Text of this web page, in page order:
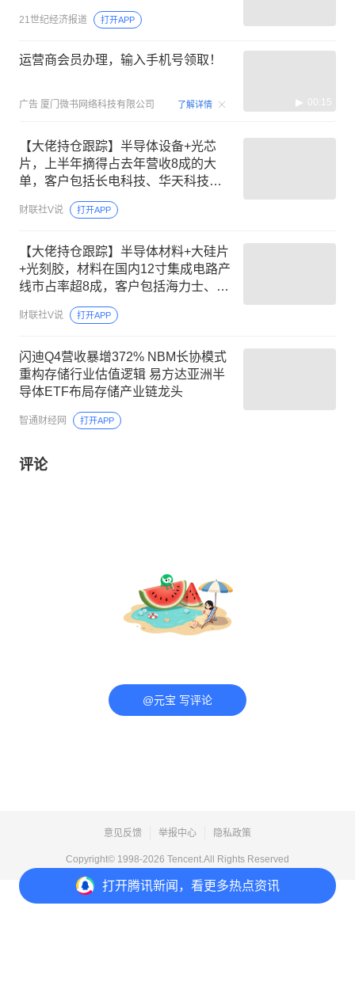
打开腾讯新闻，看更多热点资讯
21世纪经济报道 打开APP
运营商会员办理，输入手机号领取！
广告 厦门微书网络科技有限公司 了解详情 00:15
【大佬持仓跟踪】半导体设备+光芯
片，上半年摘得占去年营收8成的大
单，客户包括长电科技、华天科技等
封测厂商，设备发往长江存储进行验
证，这家公司细分设备国内市占率第
财联社V说 打开APP
【大佬持仓跟踪】半导体材料+大硅片
+光刻胶，材料在国内12寸集成电路产
线市占率超8成，客户包括海力士、长
江存储等，这家公司间接参股300mm
大硅片领先企业
财联社V说 打开APP
闪迪Q4营收暴增372% NBM长协模式
重构存储行业估值逻辑 易方达亚洲半
导体ETF布局存储产业链龙头
智通财经网 打开APP
评论
@元宝 写评论
意见反馈 举报中心 隐私政策
Copyright© 1998-2026 Tencent.All Rights Reserved